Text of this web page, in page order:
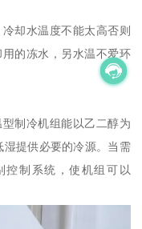
却水温度不能太高否则
的冻水，另水温不爱环
制冷机组能以乙二醇为
提供必要的冷源。当需
控制系统，使机组可以